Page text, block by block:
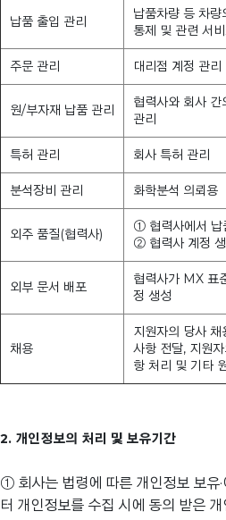
납품 출입 관리
납품차량 등 차
통제 및 관련 서
주문 관리 대리점 계정 관
원/부자재 납품 관리
협력사와 회사
관리
특허 관리 회사 특허 관리
분석장비 관리 화학분석 의뢰용
외주 품질(협력사)
① 협력사에서 납
② 협력사 계정
외부 문서 배포
협력사가 MX 표
정 생성
채용
지원자의 당사 채
사항 전달, 지원
항 처리 및 기타
2. 개인정보의 처리 및 보유기간
① 회사는 법령에 따른 개인정보 보유
터 개인정보를 수집 시에 동의 받은